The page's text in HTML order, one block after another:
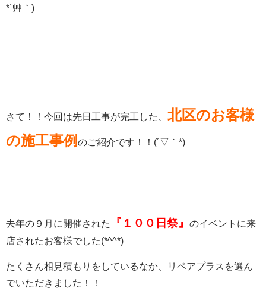
*´艸｀)
さて！！今回は先日工事が完工した、 北区のお客様
の施工事例 のご紹介です！！(´▽｀*)
去年の９月に開催された 『１００日祭』 のイベントに来
店されたお客様でした(*^^*)
たくさん相見積もりをしているなか、リペアプラスを選ん
でいただきました！！